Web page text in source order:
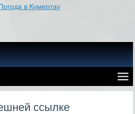
в Кумертау
ссылке